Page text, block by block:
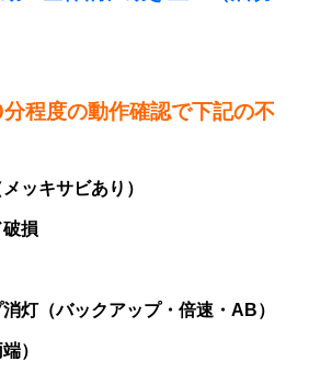
分程度の動作確認で下記の不
ッキサビあり）
損
灯（バックアップ・倍速・AB）
）